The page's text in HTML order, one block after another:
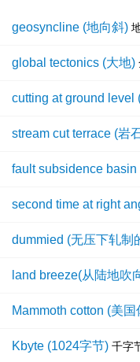
geosyncline (地向斜)
global tectonics (大地)
cutting at ground level
stream cut terrace (岩
fault subsidence basin
second time at right
dummied (无压下轧制
land breeze(从陆地吹
Mammoth cotton (美
Kbyte (1024字节) 千字